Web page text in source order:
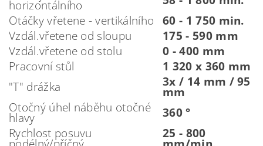
horizontálního
Otáčky vřetene - vertikálního
60 - 1 750 min.
Vzdál.vřetene od sloupu
175 - 590 mm
Vzdál.vřetene od stolu
0 - 400 mm
Pracovní stůl
1 320 x 360 mm
"T" drážka
3x / 14 mm / 95
mm
Otočný úhel náběhu otočné
hlavy
360 °
Rychlost posuvu
25 - 800